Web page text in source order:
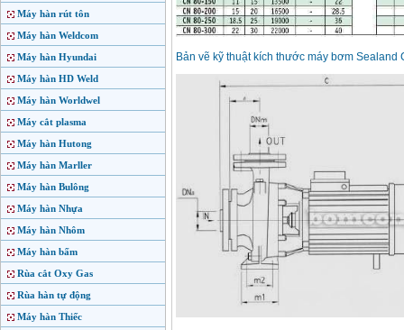
Máy hàn rút tôn
Máy hàn Weldcom
Máy hàn Hyundai
Máy hàn HD Weld
Máy hàn Worldwel
Máy cắt plasma
Máy hàn Hutong
Máy hàn Marller
Máy hàn Bulông
Máy hàn Nhựa
Máy hàn Nhôm
Máy hàn bấm
Rùa cắt Oxy Gas
Rùa hàn tự động
Máy hàn Thiếc
Bản vẽ kỹ thuật kích thước máy bơm Sealand